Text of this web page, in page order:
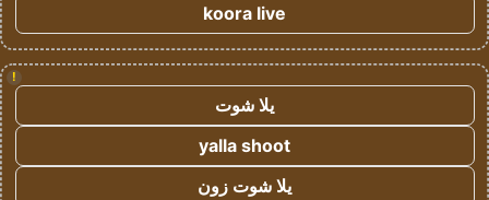
koora live
!
يلا شوت
yalla shoot
يلا شوت زون